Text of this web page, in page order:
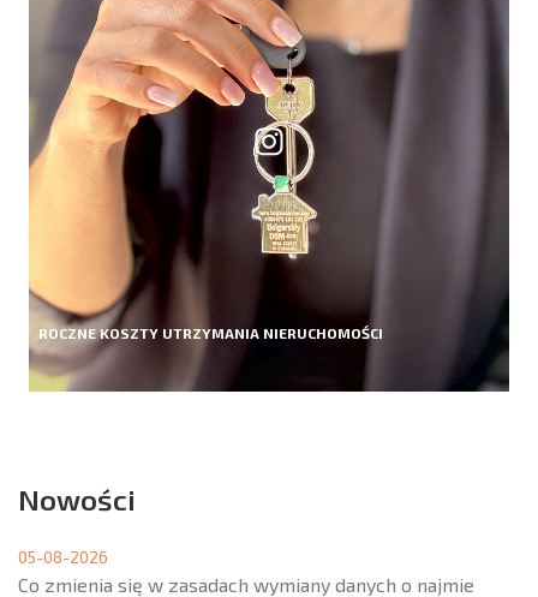
ROCZNE KOSZTY UTRZYMANIA NIERUCHOMOŚCI
Nowości
05-08-2026
Co zmienia się w zasadach wymiany danych o najmie